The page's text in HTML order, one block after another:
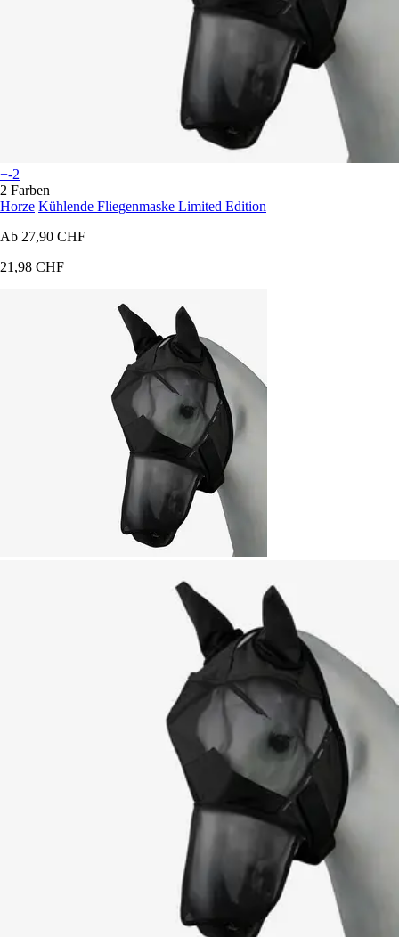
+-2
2 Farben
Horze Kühlende Fliegenmaske Limited Edition
Ab 27,90 CHF
21,98 CHF